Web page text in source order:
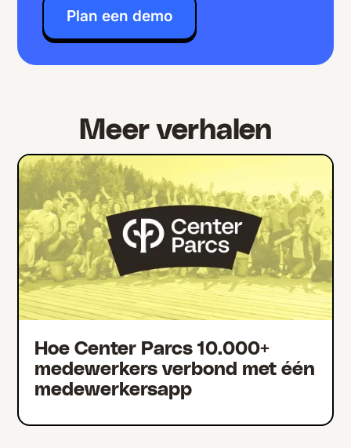
Plan een demo
Meer verhalen
Hoe Center Parcs 10.000+
medewerkers verbond met één
medewerkersapp